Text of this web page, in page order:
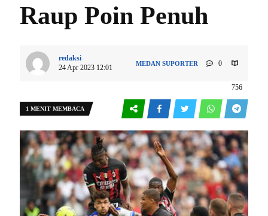
Raup Poin Penuh
redaksi
24 Apr 2023 12:01
MEDAN SUPORTER 0
756
1 MENIT MEMBACA